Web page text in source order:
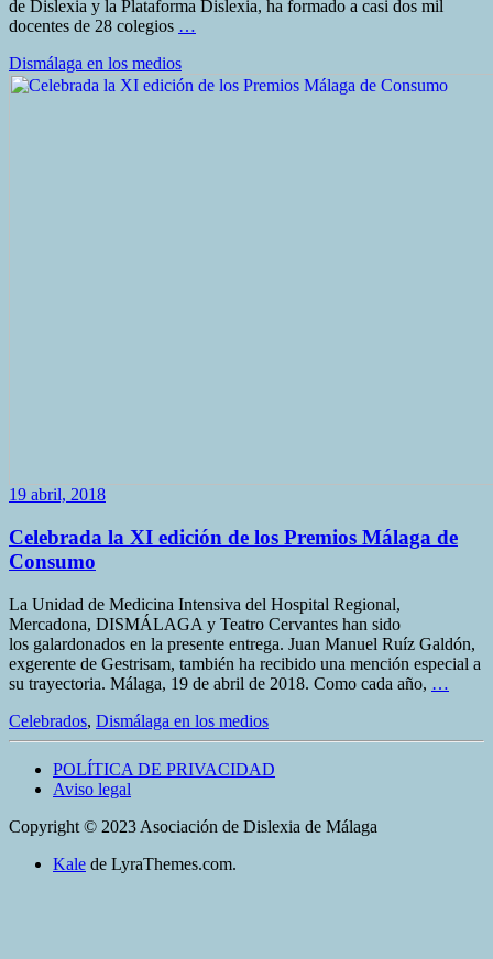
de Dislexia y la Plataforma Dislexia, ha formado a casi dos mil
docentes de 28 colegios …
Dismálaga en los medios
19 abril, 2018
Celebrada la XI edición de los Premios Málaga de
Consumo
La Unidad de Medicina Intensiva del Hospital Regional,
Mercadona, DISMÁLAGA y Teatro Cervantes han sido
los galardonados en la presente entrega. Juan Manuel Ruíz Galdón,
exgerente de Gestrisam, también ha recibido una mención especial a
su trayectoria. Málaga, 19 de abril de 2018. Como cada año, …
Celebrados, Dismálaga en los medios
POLÍTICA DE PRIVACIDAD
Aviso legal
Copyright © 2023 Asociación de Dislexia de Málaga
Kale de LyraThemes.com.